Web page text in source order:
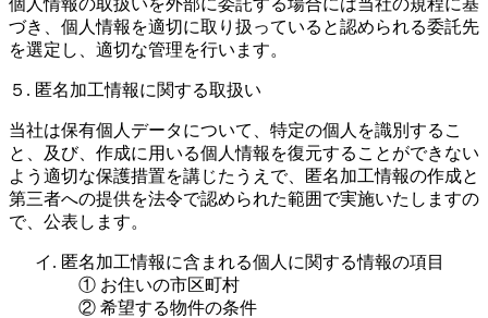
づき、個人情報を適切に取り扱っていると認められる委託先
を選定し、適切な管理を行います。
５. 匿名加工情報に関する取扱い
当社は保有個人データについて、特定の個人を識別するこ
と、及び、作成に用いる個人情報を復元することができない
よう適切な保護措置を講じたうえで、匿名加工情報の作成と
第三者への提供を法令で認められた範囲で実施いたしますの
で、公表します。
イ. 匿名加工情報に含まれる個人に関する情報の項目
① お住いの市区町村
② 希望する物件の条件